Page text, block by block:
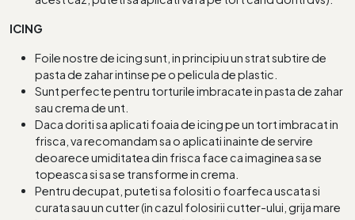
ICING
Foile nostre de icing sunt, in principiu un strat subtire de
pasta de zahar intinse pe o pelicula de plastic.
Sunt perfecte pentru torturile imbracate in pasta de zahar
sau crema de unt.
Daca doriti sa aplicati foaia de icing pe un tort imbracat in
frisca, va recomandam sa o aplicati inainte de servire
deoarece umiditatea din frisca face ca imaginea sa se
topeasca si sa se transforme in crema.
Pentru decupat, puteti sa folositi o foarfeca uscata si
curata sau un cutter (in cazul folosirii cutter-ului, grija mare